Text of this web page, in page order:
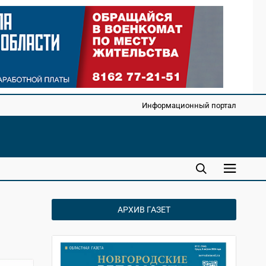
Информационный портал
АРХИВ ГАЗЕТ